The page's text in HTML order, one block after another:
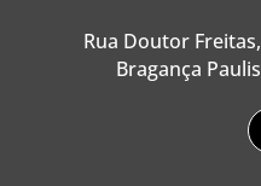
Rua Doutor
Bragança